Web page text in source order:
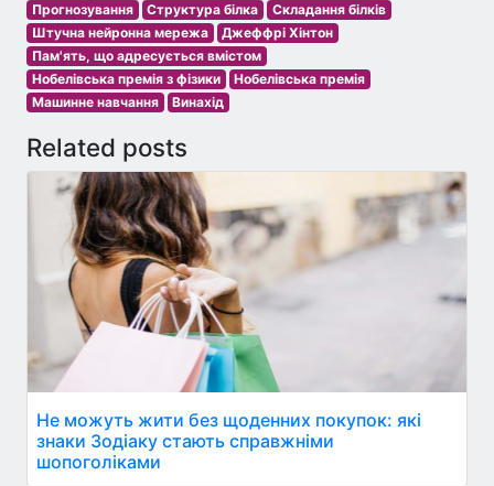
Прогнозування
Структура білка
Складання білків
Штучна нейронна мережа
Джеффрі Хінтон
Пам'ять, що адресується вмістом
Нобелівська премія з фізики
Нобелівська премія
Машинне навчання
Винахід
Related posts
Не можуть жити без щоденних покупок: які
знаки Зодіаку стають справжніми
шопоголіками